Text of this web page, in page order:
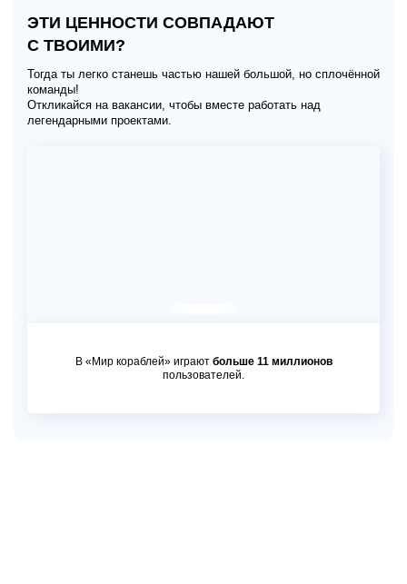
ЭТИ ЦЕННОСТИ СОВПАДАЮТ
С ТВОИМИ?
Тогда ты легко станешь частью нашей большой, но сплочённой
команды!
Откликайся на вакансии, чтобы вместе работать над
легендарными проектами.
В «Мир кораблей» играют больше 11 миллионов
пользователей.